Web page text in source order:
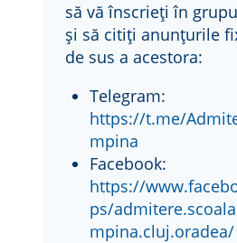
să vă înscrieți în
și să citiți anunțurile
de sus a acestora:
Telegram:
https://t.me/
mpina
Facebook:
https://
ps/
mpina.cluj.oradea/